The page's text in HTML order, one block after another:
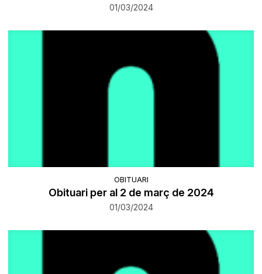
01/03/2024
OBITUARI
Obituari per al 2 de març de 2024
01/03/2024